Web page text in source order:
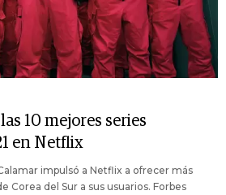
10 mejores series
en Netflix
impulsó a Netflix a ofrecer más
Corea del Sur a sus usuarios. Forbes